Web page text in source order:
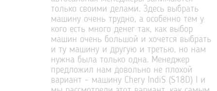
только своими делами. Здесь выбрать
машину очень трудно, а особенно тем у
кого есть много денег так, как выбор
машин очень большой и хочется выбрать
и ту машину и другую и третью, но нам
нужна была только одна. Менеджер
предложил нам довольно не плохой
вариант - машину Chery IndiS (S18D) I и